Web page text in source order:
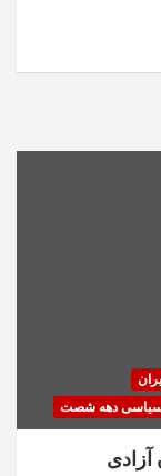
سیاسی دهه شصت